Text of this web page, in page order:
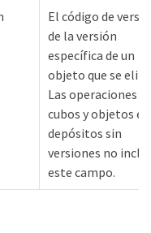
El código de
de la versión
específica de un
objeto que se
Las operaciones
cubos y objetos en
depósitos sin
versiones no
este campo.